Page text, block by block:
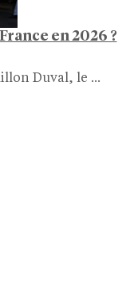
en 2026 ?
Duval, le ...